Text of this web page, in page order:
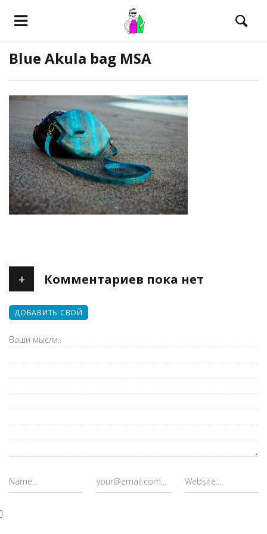
Blue Akula bag MSA
+ Комментариев пока нет
ДОБАВИТЬ СВОЙ